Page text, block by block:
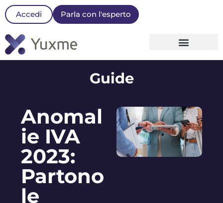
Accedi Parla con l'esperto
Guide
Anomal
ie IVA
2023:
Partono
le